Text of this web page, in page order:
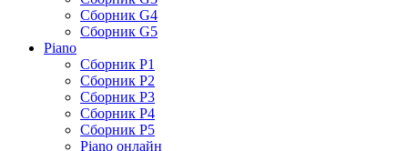
Сборник G4
Сборник G5
Piano
Сборник P1
Сборник P2
Сборник P3
Сборник P4
Сборник P5
Piano онлайн